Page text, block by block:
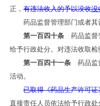
正， 有违法收入的予以没收没
药品监督管理部门或者其
第一百四十条 药品监督
给予行政处分。对违法收取
第一百四十一条 药品监
活动。
已取得《药品生产许可
直接责任人员依法给予行政处